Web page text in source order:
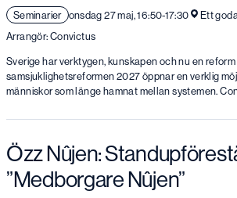
Seminarier onsdag 27 maj, 16:50-17:30
Ett
Arrangör: Convictus
Sverige har verktygen, kunskapen och nu en reform
samsjuklighetsreformen 2027 öppnar en verklig
människor som länge hamnat mellan systemen.
Özz Nûjen:
”Medborgare Nûjen”